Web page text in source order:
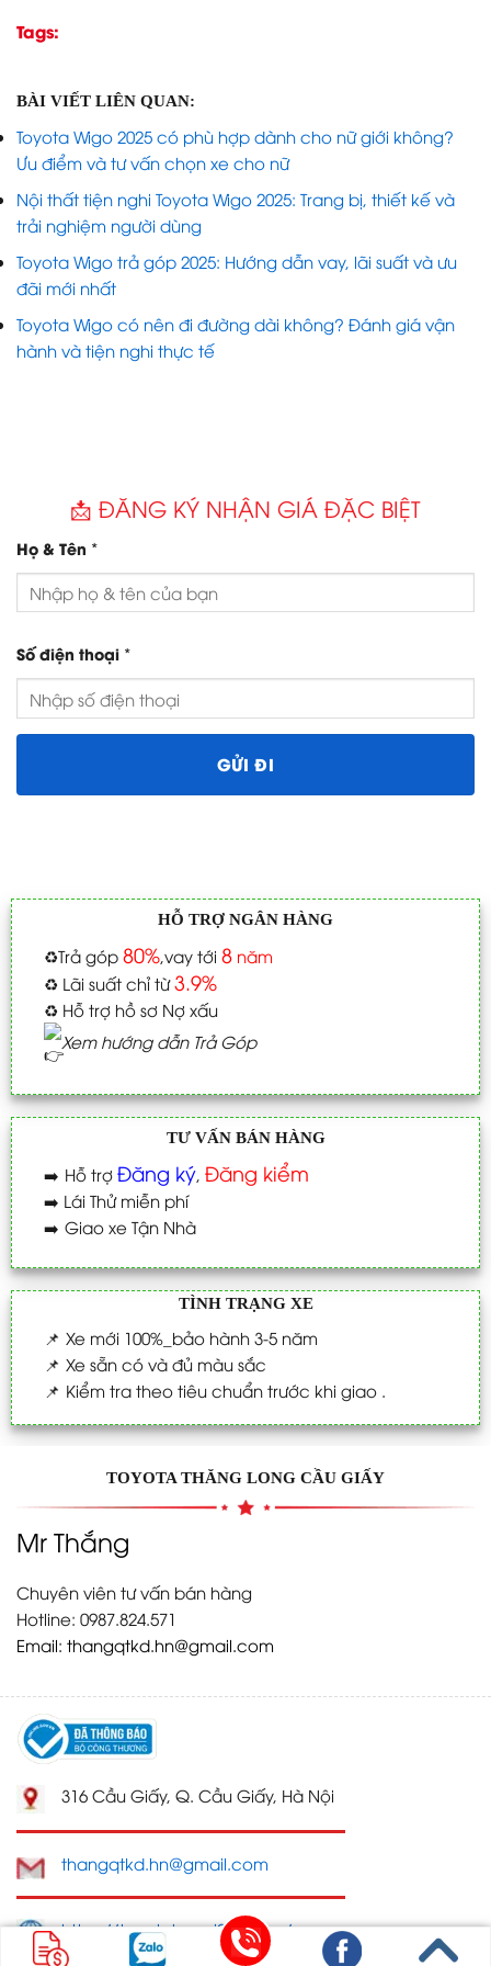
Tags:
BÀI VIẾT LIÊN QUAN:
Toyota Wigo 2025 có phù hợp dành cho nữ giới không?
Ưu điểm và tư vấn chọn xe cho nữ
Nội thất tiện nghi Toyota Wigo 2025: Trang bị, thiết kế và
trải nghiệm người dùng
Toyota Wigo trả góp 2025: Hướng dẫn vay, lãi suất và ưu
đãi mới nhất
Toyota Wigo có nên đi đường dài không? Đánh giá vận
hành và tiện nghi thực tế
📩 ĐĂNG KÝ NHẬN GIÁ ĐẶC BIỆT
Họ & Tên *
Số điện thoại *
HỖ TRỢ NGÂN HÀNG
♻️Trả góp 80%,vay tới 8năm
♻️ Lãi suất chỉ từ3.9%
♻️ Hỗ trợ hồ sơ Nợ xấu
Xem hướng dẫn Trả Góp
TƯ VẤN BÁN HÀNG
➡️ Hỗ trợ Đăng ký, Đăng kiểm
➡️ Lái Thử miễn phí
➡️ Giao xe Tận Nhà
TÌNH TRẠNG XE
📌 Xe mới 100%_bảo hành 3-5 năm
📌 Xe sẵn có và đủ màu sắc
📌 Kiểm tra theo tiêu chuẩn trước khi giao .
TOYOTA THĂNG LONG CẦU GIẤY
Mr Thắng
Chuyên viên tư vấn bán hàng
Hotline: 0987.824.571
Email: thangqtkd.hn@gmail.com
316 Cầu Giấy, Q. Cầu Giấy, Hà Nội
thangqtkd.hn@gmail.com
https://toyotahanoi247.com/